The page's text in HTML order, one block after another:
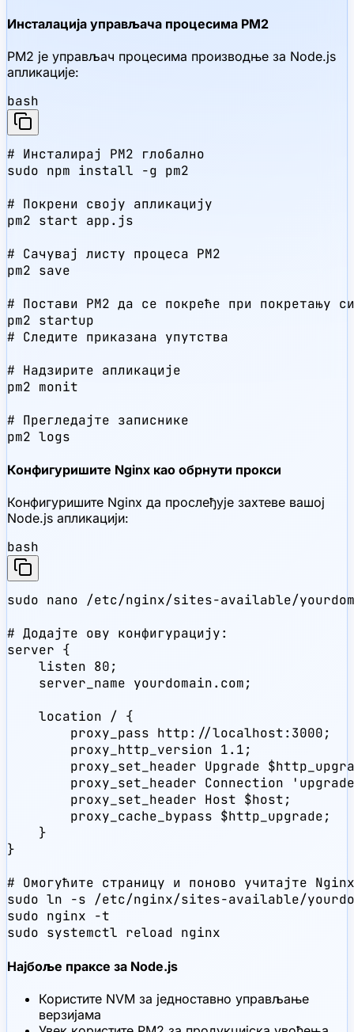
Инсталација управљача процесима PM2
PM2 је управљач процесима производње за Node.js
апликације:
bash
# Инсталирај PM2 глобално
sudo npm install -g pm2
# Покрени своју апликацију
pm2 start app.js
# Сачувај листу процеса PM2
pm2 save
# Постави PM2 да се покреће при покретању
pm2 startup
# Следите приказана упутства
# Надзирите апликације
pm2 monit
# Прегледајте записнике
pm2 logs
Конфигуришите Nginx као обрнути прокси
Конфигуришите Nginx да прослеђује захтеве вашој
Node.js апликацији:
bash
sudo nano /etc/nginx/sites-available/
# Додајте ову конфигурацију:
server {
    listen 80;
    server_name yourdomain.com;
    location / {
        proxy_pass http://localhost:3000;
        proxy_http_version 1.1;
proxy_set_header Upgrade
proxy_set_header Connection
        proxy_set_header Host $host;
        proxy_cache_bypass $http_upgrade;
    }
}
# Омогућите страницу и поново учитајте Nginx
sudo ln -s /etc/nginx/sites-available/
sudo nginx -t
sudo systemctl reload nginx
Најбоље праксе за Node.js
Користите NVM за једноставно управљање
верзијама